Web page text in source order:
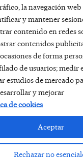
la navegación
y mantener
contenido en redes
contenidos
de forma
de usuarios; medir
estudios de mercado
y mejorar
de cookies
Rechazar no
Aceptar